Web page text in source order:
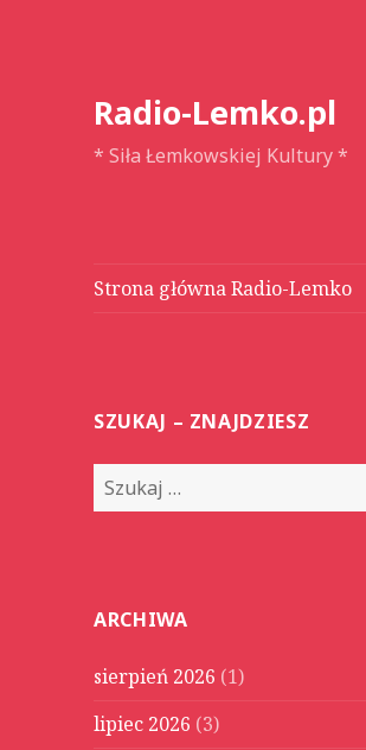
Radio-Lemko.pl
* Siła Łemkowskiej Kultury *
Strona główna Radio-Lemko
SZUKAJ – ZNAJDZIESZ
S
z
j
ARCHIWA
sierpień 2026 (1)
lipiec 2026 (3)